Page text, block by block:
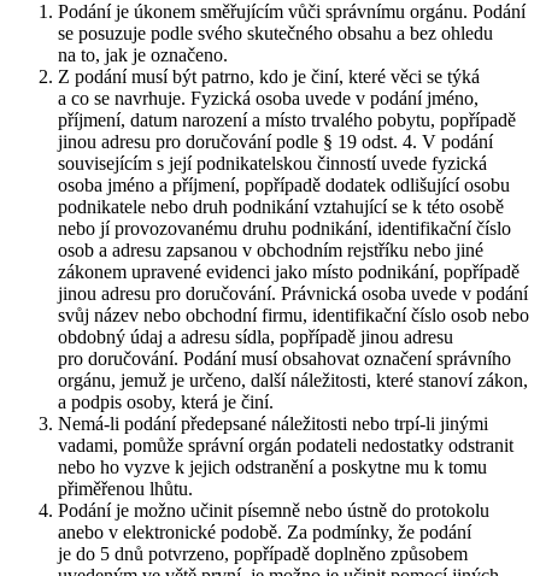
Podání je úkonem směřujícím vůči správnímu orgánu. Podání
se posuzuje podle svého skutečného obsahu a bez ohledu
na to, jak je označeno.
Z podání musí být patrno, kdo je činí, které věci se týká
a co se navrhuje. Fyzická osoba uvede v podání jméno,
příjmení, datum narození a místo trvalého pobytu, popřípadě
jinou adresu pro doručování podle § 19 odst. 4. V podání
souvisejícím s její podnikatelskou činností uvede fyzická
osoba jméno a příjmení, popřípadě dodatek odlišující osobu
podnikatele nebo druh podnikání vztahující se k této osobě
nebo jí provozovanému druhu podnikání, identifikační číslo
osob a adresu zapsanou v obchodním rejstříku nebo jiné
zákonem upravené evidenci jako místo podnikání, popřípadě
jinou adresu pro doručování. Právnická osoba uvede v podání
svůj název nebo obchodní firmu, identifikační číslo osob nebo
obdobný údaj a adresu sídla, popřípadě jinou adresu
pro doručování. Podání musí obsahovat označení správního
orgánu, jemuž je určeno, další náležitosti, které stanoví zákon,
a podpis osoby, která je činí.
Nemá-li podání předepsané náležitosti nebo trpí-li jinými
vadami, pomůže správní orgán podateli nedostatky odstranit
nebo ho vyzve k jejich odstranění a poskytne mu k tomu
přiměřenou lhůtu.
Podání je možno učinit písemně nebo ústně do protokolu
anebo v elektronické podobě. Za podmínky, že podání
je do 5 dnů potvrzeno, popřípadě doplněno způsobem